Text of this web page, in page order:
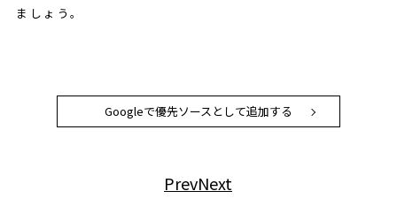
ましょう。
Googleで優先ソースとして追加する
PrevNext